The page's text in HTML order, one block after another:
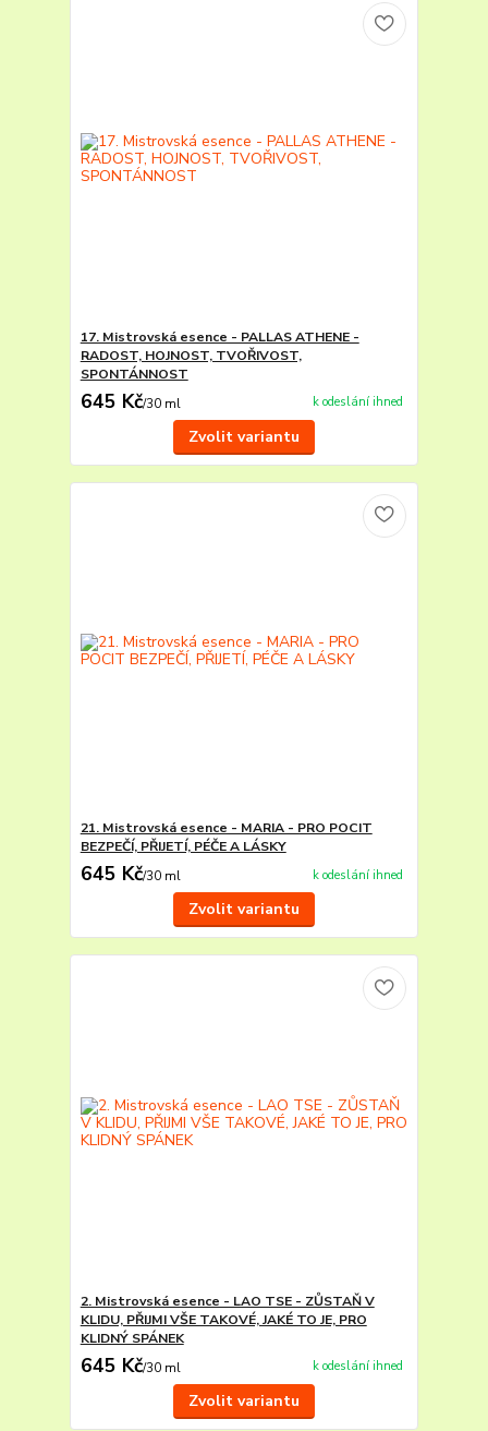
17. Mistrovská esence - PALLAS ATHENE -
RADOST, HOJNOST, TVOŘIVOST,
SPONTÁNNOST
645 Kč/30 ml k odeslání ihned
Zvolit variantu
21. Mistrovská esence - MARIA - PRO POCIT
BEZPEČÍ, PŘIJETÍ, PÉČE A LÁSKY
645 Kč/30 ml k odeslání ihned
Zvolit variantu
2. Mistrovská esence - LAO TSE - ZŮSTAŇ V
KLIDU, PŘIJMI VŠE TAKOVÉ, JAKÉ TO JE, PRO
KLIDNÝ SPÁNEK
645 Kč/30 ml k odeslání ihned
Zvolit variantu